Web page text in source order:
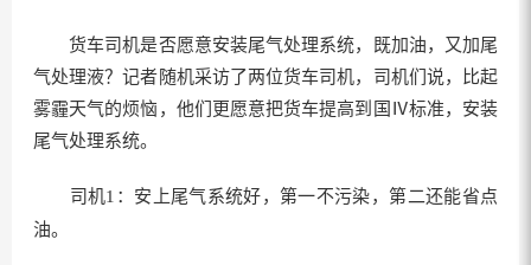
货车司机是否愿意安装尾气处理系统，既加油，又加尾
气处理液？记者随机采访了两位货车司机，司机们说，比起
雾霾天气的烦恼，他们更愿意把货车提高到国Ⅳ标准，安装
尾气处理系统。
司机1：安上尾气系统好，第一不污染，第二还能省点
油。